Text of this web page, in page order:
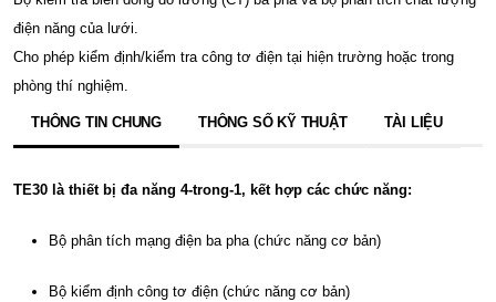
điện năng của lưới.
Cho phép kiểm định/kiểm tra công tơ điện tại hiện trường hoặc trong
phòng thí nghiệm.
THÔNG TIN CHUNG THÔNG SỐ KỸ THUẬT TÀI LIỆU
TE30 là thiết bị đa năng 4-trong-1, kết hợp các chức năng:
Bộ phân tích mạng điện ba pha (chức năng cơ bản)
Bộ kiểm định công tơ điện (chức năng cơ bản)